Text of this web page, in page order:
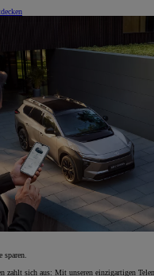
sparen.
zahlt sich aus: Mit unseren einzigartigen